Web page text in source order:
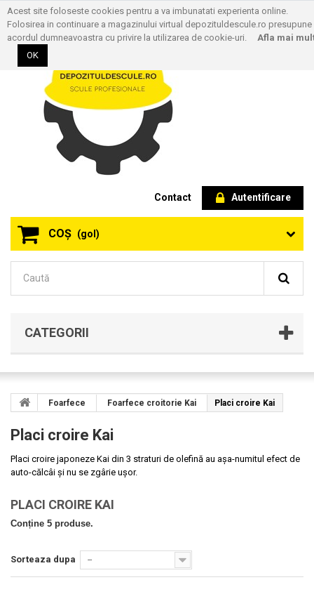
Autentificare
Contact
COŞ (gol)
CATEGORII
Foarfece Foarfece croitorie Kai Placi croire Kai
Placi croire Kai
Placi croire japoneze Kai din 3 straturi de olefină au așa-numitul efect de
auto-călcâi și nu se zgârie ușor.
PLACI CROIRE KAI
Conține 5 produse.
Sorteaza dupa --
Acest site foloseste cookies pentru a va imbunatati experienta online.
Folosirea in continuare a magazinului virtual depozituldescule.ro presupune
acordul dumneavoastra cu privire la utilizarea de cookie-uri. Afla mai
OK